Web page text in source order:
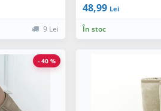
9 Lei
48,99 Lei
În stoc
- 40 %